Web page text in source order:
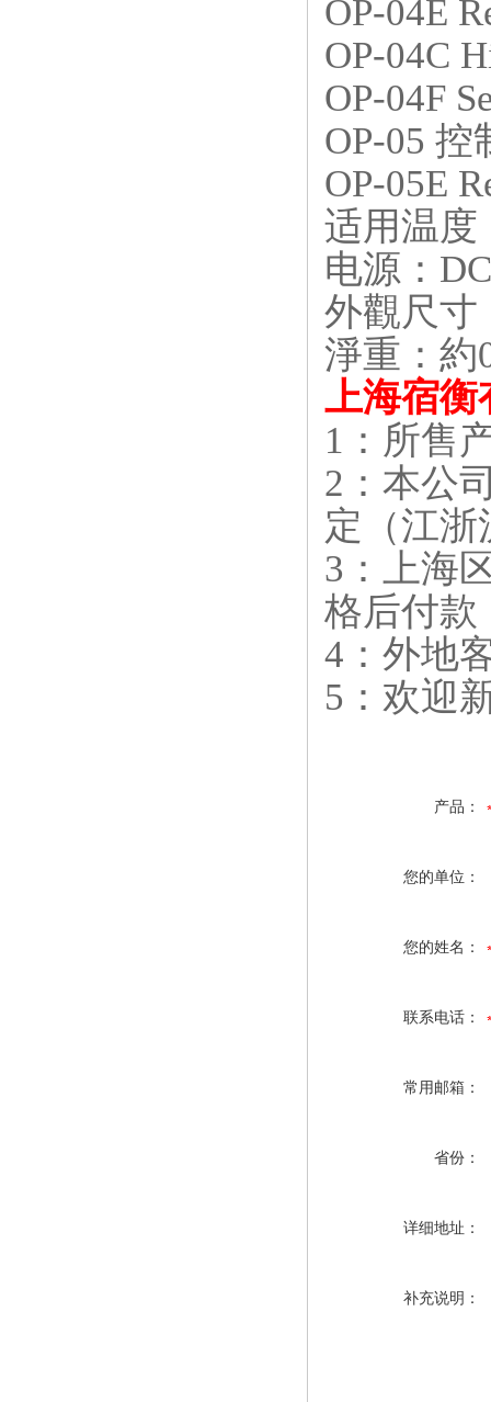
OP-04E
OP-04C
OP-04F
OP-05 控
OP-05E
适用温度
电源：
外觀尺寸
淨重：約
上海宿衡
1：所售
2：本公
定（江浙
3：上海
格后付款
4：外地
5：欢迎
产品：
您的单位：
您的姓名：
联系电话：
常用邮箱：
省份：
详细地址：
补充说明：